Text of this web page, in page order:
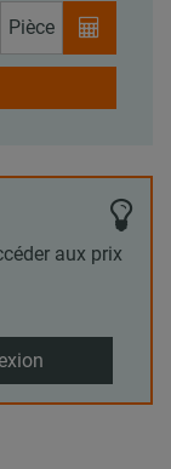
Pièce
aux prix